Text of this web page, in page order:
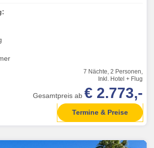
7 Nächte, 2 Personen,
Inkl. Hotel + Flug
Gesamtpreis ab € 2.773,-
Termine & Preise